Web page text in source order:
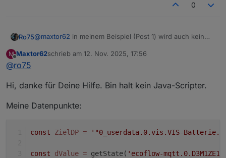
0
Ro75@maxtor62 in meinem Beispiel (Post 1) wird auch kein
einen bereits existierenden Datenpunkt verwiesen.
Ro75.
M
Offline
Maxtor62schrieb am 12. Nov. 2025, 17:56
zuletzt editiert von
@ro75
Hi, danke für Deine Hilfe. Bin halt kein Java-Scripter.
Meine Datenpunkte:
const ZielDP = '"0_userdata.0.vis.VIS-
const dValue = getState( 'ecoflow-